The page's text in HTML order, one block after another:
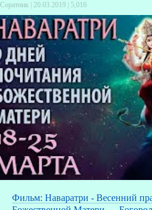
Соратник | 20.03.2019 | 5,016
Фильм: Наваратри - Весенний